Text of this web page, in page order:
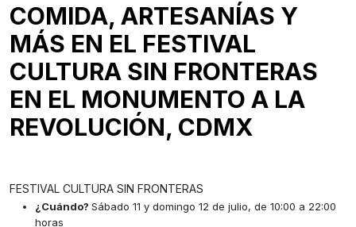
COMIDA, ARTESANÍAS Y
MÁS EN EL FESTIVAL
CULTURA SIN FRONTERAS
EN EL MONUMENTO A LA
REVOLUCIÓN, CDMX
FESTIVAL CULTURA SIN FRONTERAS
¿Cuándo? Sábado 11 y domingo 12 de julio, de 10:00 a 22:00
horas